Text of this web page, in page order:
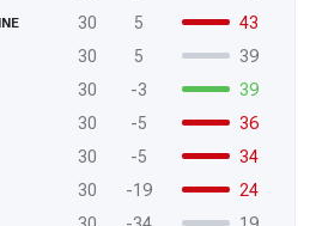
30 5
43
30 5
39
30 -3
39
30 -5
36
30 -5
34
30 -19
24